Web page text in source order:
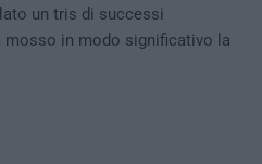
un tris di successi
in modo significativo la